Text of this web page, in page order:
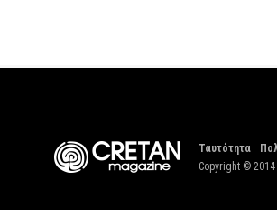
Ταυτότητα
Copyright ©